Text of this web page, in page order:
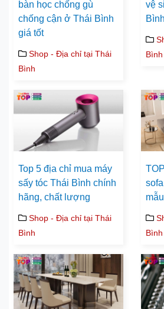
bàn học chống gù
chống cận ở Thái Bình
giá tốt
Shop - Địa chỉ tại Thái
Bình
vệ
Bình
Top 5 địa chỉ mua máy
sấy tóc Thái Bình chính
hãng, chất lượng
Shop - Địa chỉ tại Thái
Bình
Bình